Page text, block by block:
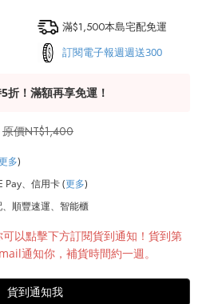
滿$1,500本島宅配免運
訂閱電子報週週送300
折！滿額再享免運！
NT$1,400
多)
Pay、信用卡(更多)
順豐速運、智能櫃
貨到通知我